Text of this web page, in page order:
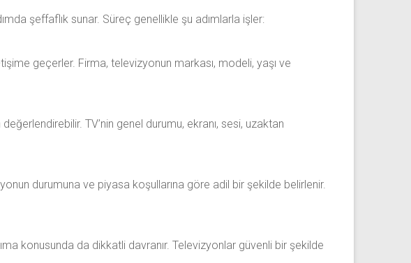
şeffaflık sunar. Süreç genellikle şu adımlarla işler:
geçerler. Firma, televizyonun markası, modeli, yaşı ve
TV’nin genel durumu, ekranı, sesi, uzaktan
durumuna ve piyasa koşullarına göre adil bir şekilde belirlenir.
konusunda da dikkatli davranır. Televizyonlar güvenli bir şekilde